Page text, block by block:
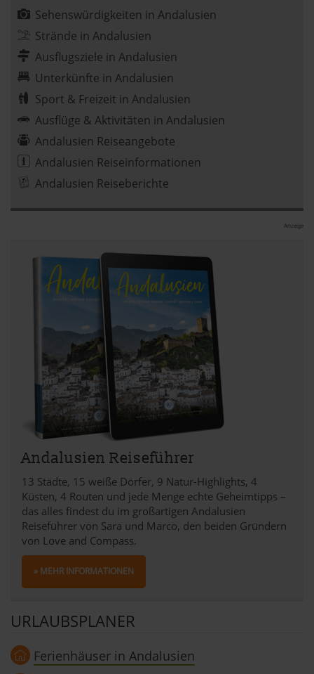
Sehenswürdigkeiten in Andalusien
Strände in Andalusien
Ausflugsziele in Andalusien
Unterkünfte in Andalusien
Sport & Freizeit in Andalusien
Ausflüge & Aktivitäten in Andalusien
Andalusien Reiseangebote
Andalusien Reiseinformationen
Andalusien Reiseberichte
Anzeige
Andalusien Reiseführer
13 Städte, 15 weiße Dörfer, 9 Natur-Highlights, 4
Küsten, 4 Routen und jede Menge echte Geheimtipps –
das alles findest du im großartigen Andalusien
Reiseführer von Sara und Marco, den beiden Gründern
von Love and Compass.
» MEHR INFORMATIONEN
URLAUBSPLANER
Ferienhäuser in Andalusien